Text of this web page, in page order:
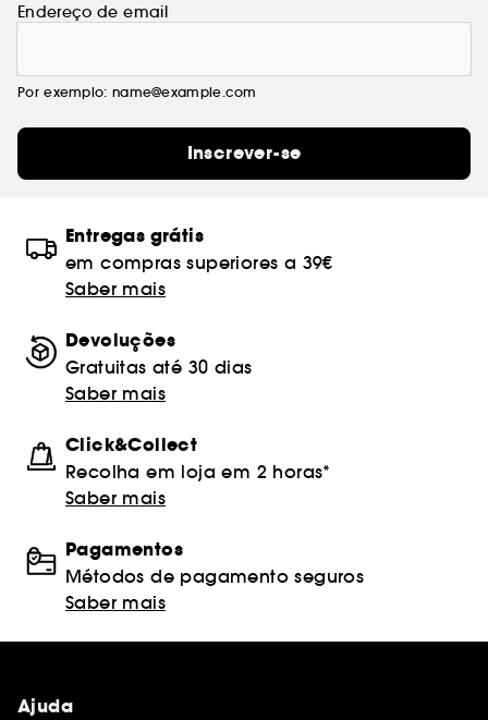
Endereço de email
Por exemplo: name@example.com
Inscrever-se
Entregas grátis
em compras superiores a 39€
Saber mais
Devoluções
Gratuitas até 30 dias
Saber mais
Click&Collect
Recolha em loja em 2 horas*
Saber mais
Pagamentos
Métodos de pagamento seguros
Saber mais
Ajuda